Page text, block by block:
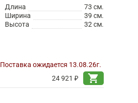
Длина
73 см.
Ширина
39 см.
Высота
32 см.
Поставка ожидается 13.08.26г.
24 921 ₽
shopping_cart